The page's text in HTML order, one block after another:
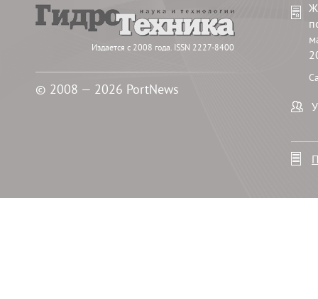
Издается с 2008 года. ISSN 2227-8400
© 2008 — 2026 PortNews